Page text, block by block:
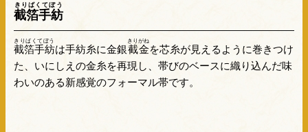
截箔手紡
きりばくてぼう
截箔手紡
きりばくてぼう
は手紡糸に金銀截金
きりがね
を芯糸が見えるように巻きつけ
た、いにしえの金糸を再現し、帯びのベースに織り込んだ味
わいのある新感覚のフォーマル帯です。